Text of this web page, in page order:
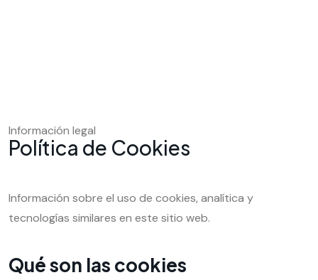
Información legal
Política de Cookies
Información sobre el uso de cookies, analítica y
tecnologías similares en este sitio web.
Qué son las cookies